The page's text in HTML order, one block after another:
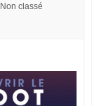
Non classé